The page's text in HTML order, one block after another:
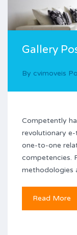
Gallery
By cvimoveis
Competently
revolutionary
one-to-one
competencies.
methodologies
Read More